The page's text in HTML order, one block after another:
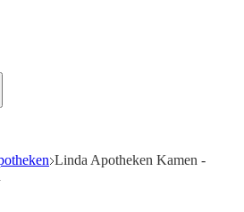
Linda Apotheken Kamen -